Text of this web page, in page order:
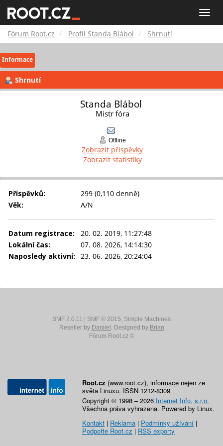
Toggle
Root.cz
Fórum Root.cz Profil Standa Blábol Shrnutí
Informace
Shrnutí
Standa Blábol
Mistr fóra
Offline
Zobrazit příspěvky
Zobrazit statistiky
Příspěvků:
299 (0,110 denně)
Věk:
A/N
Datum registrace:
20. 02. 2019, 11:27:48
Lokální čas:
07. 08. 2026, 14:14:30
Naposledy aktivní:
23. 06. 2026, 20:24:04
SMF 2.0.11 SMF © 2015, Simple Machines
Reseller by Daniiel . Designed by Brian
Fórum Root.cz ©
Root.cz (www.root.cz), informace nejen ze
světa Linuxu. ISSN 1212-8309
Copyright © 1998 – 2026 Internet Info, s.r.o.
Všechna práva vyhrazena. Powered by Linux.
Kontakt | Reklama | Podmínky užívání |
Podpořte Root.cz | RSS exporty